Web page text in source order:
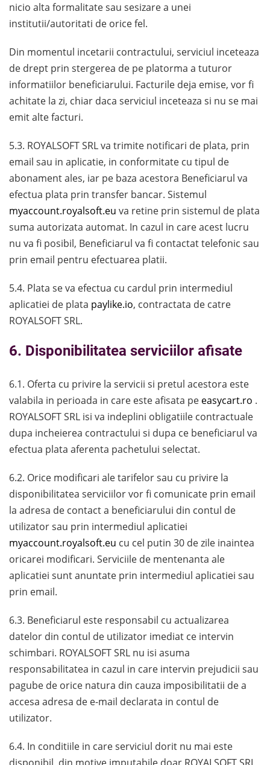
nicio alta formalitate sau sesizare a unei
institutii/autoritati de orice fel.
Din momentul incetarii contractului, serviciul inceteaza
de drept prin stergerea de pe platorma a tuturor
informatiilor beneficiarului. Facturile deja emise, vor fi
achitate la zi, chiar daca serviciul inceteaza si nu se mai
emit alte facturi.
5.3. ROYALSOFT SRL va trimite notificari de plata, prin
email sau in aplicatie, in conformitate cu tipul de
abonament ales, iar pe baza acestora Beneficiarul va
efectua plata prin transfer bancar. Sistemul
myaccount.royalsoft.eu va retine prin sistemul de plata
suma autorizata automat. In cazul in care acest lucru
nu va fi posibil, Beneficiarul va fi contactat telefonic sau
prin email pentru efectuarea platii.
5.4. Plata se va efectua cu cardul prin intermediul
aplicatiei de plata paylike.io, contractata de catre
ROYALSOFT SRL.
6. Disponibilitatea serviciilor afisate
6.1. Oferta cu privire la servicii si pretul acestora este
valabila in perioada in care este afisata pe easycart.ro .
ROYALSOFT SRL isi va indeplini obligatiile contractuale
dupa incheierea contractului si dupa ce beneficiarul va
efectua plata aferenta pachetului selectat.
6.2. Orice modificari ale tarifelor sau cu privire la
disponibilitatea serviciilor vor fi comunicate prin email
la adresa de contact a beneficiarului din contul de
utilizator sau prin intermediul aplicatiei
myaccount.royalsoft.eu cu cel putin 30 de zile inaintea
oricarei modificari. Serviciile de mentenanta ale
aplicatiei sunt anuntate prin intermediul aplicatiei sau
prin email.
6.3. Beneficiarul este responsabil cu actualizarea
datelor din contul de utilizator imediat ce intervin
schimbari. ROYALSOFT SRL nu isi asuma
responsabilitatea in cazul in care intervin prejudicii sau
pagube de orice natura din cauza imposibilitatii de a
accesa adresa de e-mail declarata in contul de
utilizator.
6.4. In conditiile in care serviciul dorit nu mai este
disponibil, din motive imputabile doar ROYALSOFT SRL,